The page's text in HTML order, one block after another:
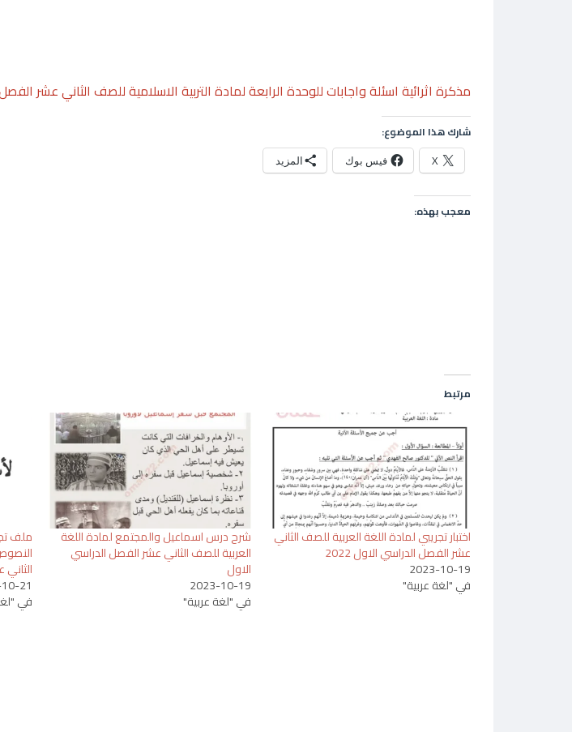
مذكرة اثرائية اسئلة واجابات للوحدة الرابعة لمادة التربية الاسلامية للصف الثاني عشر
شارك هذا الموضوع:
X فيس بوك المزيد
معجب بهذه:
مرتبط
اختبار تجريبي لمادة اللغة العربية للصف الثاني
عشر الفصل الدراسي الاول 2022
2023-10-19
في "لغة عربية"
شرح درس اسماعيل والمجتمع لمادة اللغة
العربية للصف الثاني عشر الفصل الدراسي
الاول
2023-10-19
في "لغة عربية"
ملف
21
في